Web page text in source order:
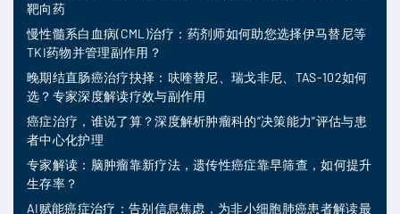
靶向药
慢性髓系白血病(CML)治疗：药剂师如何助您选择伊马替尼等
TKI药物并管理副作用？
晚期结直肠癌治疗抉择：呋喹替尼、瑞戈非尼、TAS-102如何
选？专家深度解读疗效与副作用
癌症治疗，谁说了算？深度解析肿瘤科的“决策能力”评估与患
者中心化护理
专家解读：脑肿瘤靠新疗法，遗传性癌症靠早筛查，如何提升
生存率？
AI赋能癌症治疗：告别信息焦虑，为非小细胞肺癌患者解读最